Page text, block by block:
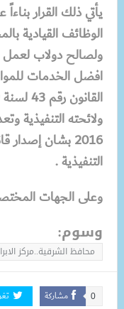
يأتي ذلك القرار بناءاً
الوظائف القيادية
ولصالح دولاب
افضل الخدمات
2016 بشان
التنفيذية .
وعلى الجهات
وسوم:
محافظ الشرقية..مركز
مشاركة 0